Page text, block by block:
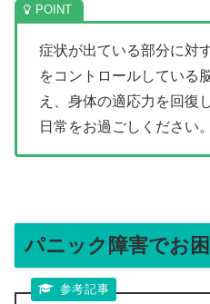
症状が出ている部分に対
をコントロールしている
え、身体の適応力を回復
日常をお過ごしください。
パニック障害でお